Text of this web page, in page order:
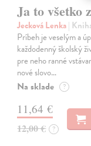
Ja to všetko
Jecková Lenka|
Príbeh je veselým a
každodenný školský
pre neho ranné
nové slovo…
Na sklade ?
11,64 €
12,00 € ?